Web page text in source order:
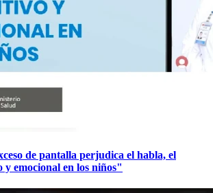
de pantalla perjudica el habla, el
emocional en los niños"